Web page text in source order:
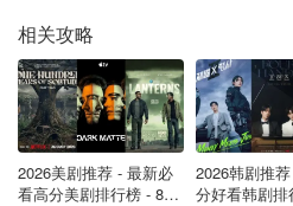
相关攻略
2026美剧推荐 - 最新必
看高分美剧排行榜 - 8月
2026韩剧推
分好看韩剧排